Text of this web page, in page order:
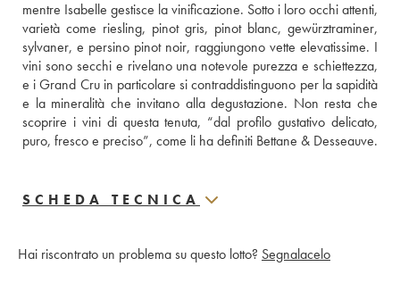
mentre Isabelle gestisce la vinificazione. Sotto i loro occhi attenti,
varietà come riesling, pinot gris, pinot blanc, gewürztraminer,
sylvaner, e persino pinot noir, raggiungono vette elevatissime. I
vini sono secchi e rivelano una notevole purezza e schiettezza,
e i Grand Cru in particolare si contraddistinguono per la sapidità
e la mineralità che invitano alla degustazione. Non resta che
scoprire i vini di questa tenuta, “dal profilo gustativo delicato,
puro, fresco e preciso”, come li ha definiti Bettane & Desseauve.
SCHEDA TECNICA
Hai riscontrato un problema su questo lotto? Segnalacelo